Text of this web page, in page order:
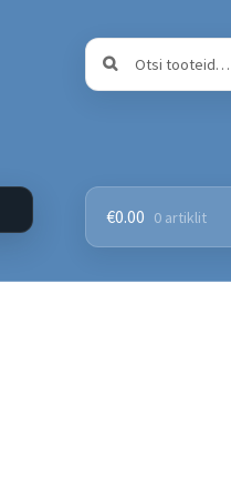
Otsi:
Otsi
€0.00 0 artiklit